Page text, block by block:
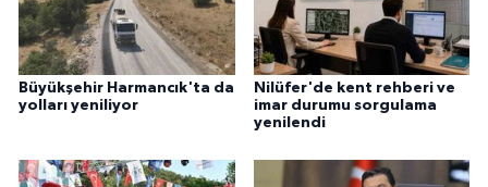
Büyükşehir Harmancık'ta da
yolları yeniliyor
Nilüfer'de kent rehberi ve
imar durumu sorgulama
yenilendi